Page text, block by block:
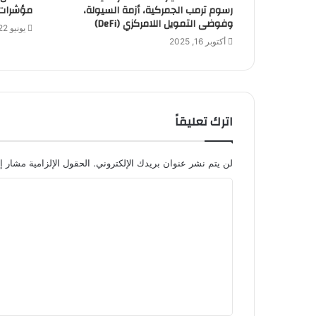
رسوم ترمب الجمركية، أزمة السيولة،
وفوضى التمويل اللامركزي (DeFi)
أكتوبر 16, 2025
يونيو 22, 2025
اترك تعليقاً
لن يتم نشر عنوان بريدك الإلكتروني. الحقول الإلزامية مشار